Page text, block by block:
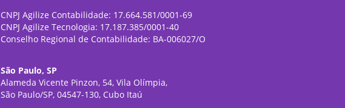
CNPJ Agilize Contabilidade: 17.664.581/0001-69
CNPJ Agilize Tecnologia: 17.187.385/0001-40
Conselho Regional de Contabilidade: BA-006027/O
São Paulo, SP
Alameda Vicente Pinzon, 54, Vila Olímpia,
São Paulo/SP, 04547-130, Cubo Itaú